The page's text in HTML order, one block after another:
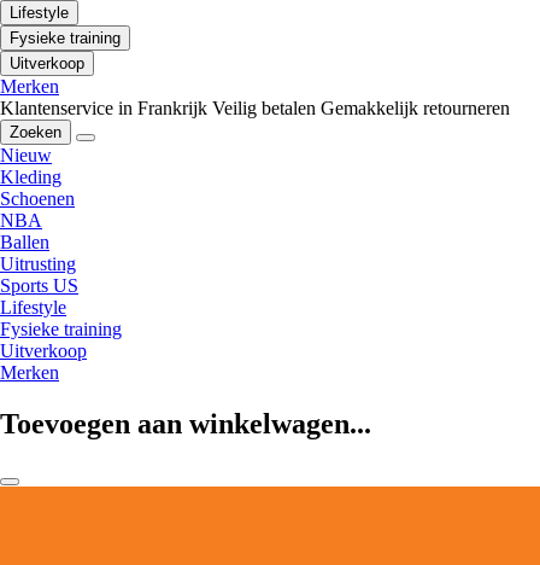
Lifestyle
Fysieke training
Uitverkoop
Merken
Klantenservice in Frankrijk Veilig betalen Gemakkelijk retourneren
Zoeken
Nieuw
Kleding
Schoenen
NBA
Ballen
Uitrusting
Sports US
Lifestyle
Fysieke training
Uitverkoop
Merken
Toevoegen aan winkelwagen...